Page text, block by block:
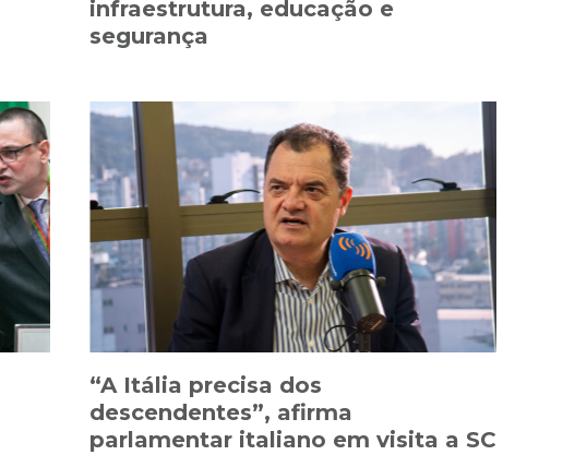
infraestrutura, educação e
segurança
“A Itália precisa dos
descendentes”, afirma
parlamentar italiano em visita a SC